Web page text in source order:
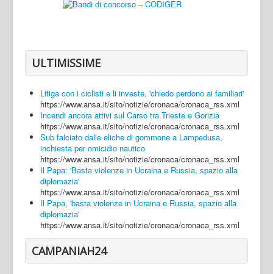
Caserta
Napoli
Salerno
Login
ULTIMISSIME
Litiga con i ciclisti e li investe, 'chiedo perdono ai familiari'
https://www.ansa.it/sito/notizie/cronaca/cronaca_rss.xml
Incendi ancora attivi sul Carso tra Trieste e Gorizia
https://www.ansa.it/sito/notizie/cronaca/cronaca_rss.xml
Sub falciato dalle eliche di gommone a Lampedusa,
inchiesta per omicidio nautico
https://www.ansa.it/sito/notizie/cronaca/cronaca_rss.xml
Il Papa: 'Basta violenze in Ucraina e Russia, spazio alla
diplomazia'
https://www.ansa.it/sito/notizie/cronaca/cronaca_rss.xml
Il Papa, 'basta violenze in Ucraina e Russia, spazio alla
diplomazia'
https://www.ansa.it/sito/notizie/cronaca/cronaca_rss.xml
CAMPANIAH24